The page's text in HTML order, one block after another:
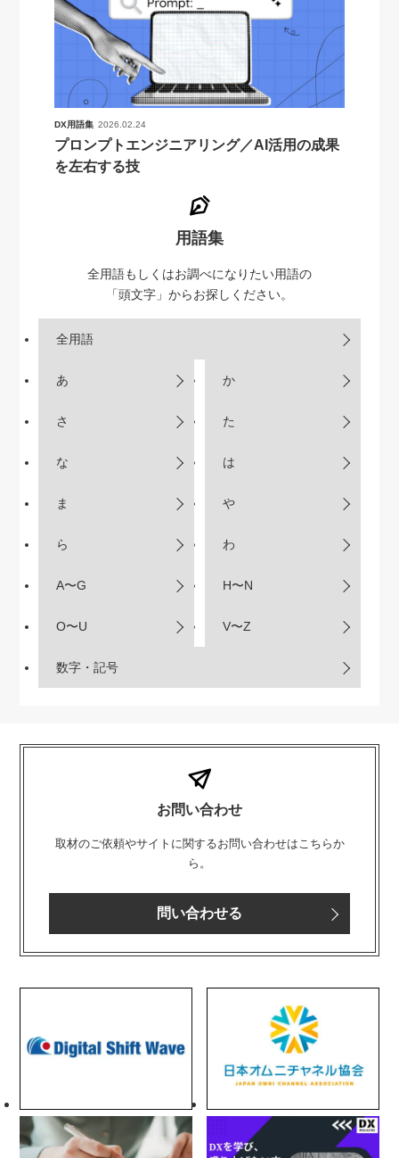
DX用語集 2026.02.24
プロンプトエンジニアリング／AI活用の成果
を左右する技
用語集
全用語もしくはお調べになりたい用語の
「頭文字」からお探しください。
全用語
あ か
さ た
な は
ま や
ら わ
A〜G H〜N
O〜U V〜Z
数字・記号
お問い合わせ
取材のご依頼やサイトに関するお問い合わせはこちらか
ら。
問い合わせる